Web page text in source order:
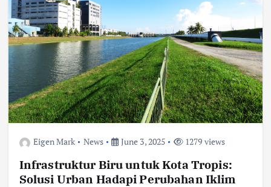
Eigen Mark News June 3, 2025 1279 views
Infrastruktur Biru untuk Kota Tropis:
Solusi Urban Hadapi Perubahan Iklim